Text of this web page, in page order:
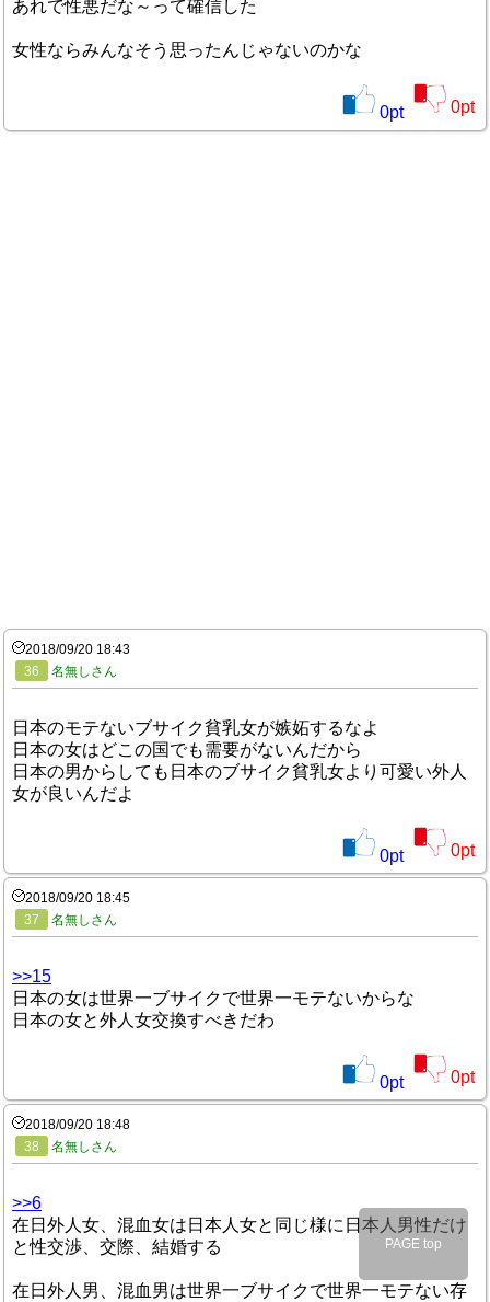
あれで性悪だな～って確信した
女性ならみんなそう思ったんじゃないのかな
0pt 0pt
2018/09/20 18:43
36
名無しさん
日本のモテないブサイク貧乳女が嫉妬するなよ
日本の女はどこの国でも需要がないんだから
日本の男からしても日本のブサイク貧乳女より可愛い外人
女が良いんだよ
0pt 0pt
2018/09/20 18:45
37
名無しさん
>>15
日本の女は世界一ブサイクで世界一モテないからな
日本の女と外人女交換すべきだわ
0pt 0pt
2018/09/20 18:48
38
名無しさん
>>6
在日外人女、混血女は日本人女と同じ様に日本人男性だけ
と性交渉、交際、結婚する
在日外人男、混血男は世界一ブサイクで世界一モテない存
PAGE top